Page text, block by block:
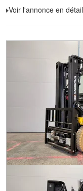
Voir l'annonce en détail